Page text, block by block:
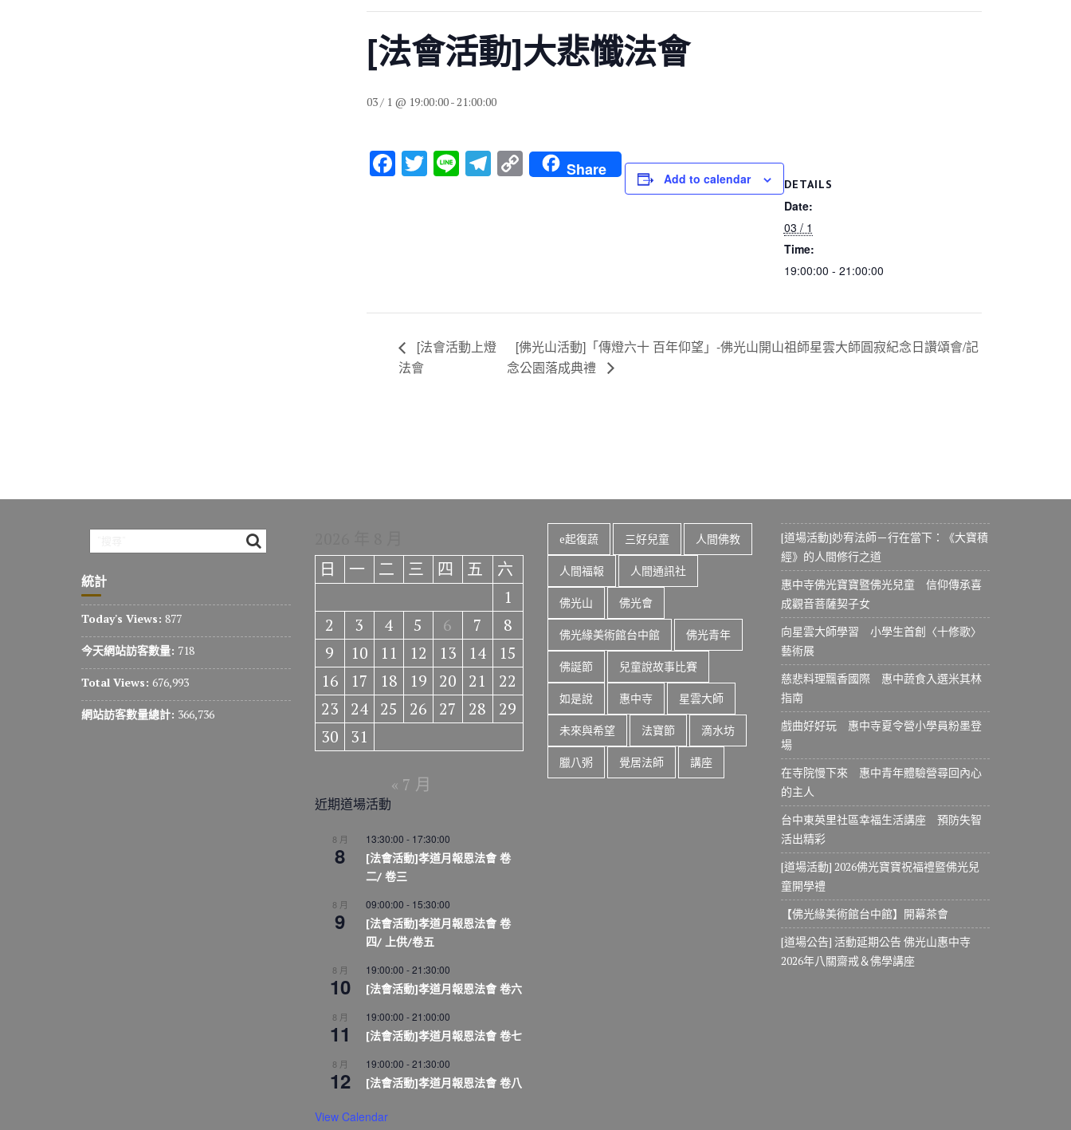
[法會活動]大悲懺法會
03 / 1 @ 19:00:00-21:00:00
F
o
k
T Li T C
o
k
Share Add to calendar DETAILS
Date:
03 / 1
Time:
19:00:00 - 21:00:00
[法會活動上燈
法會
[佛光山活動]「傳燈六十 百年仰望」-佛光山開山祖師星雲大師圓寂紀念日讚頌會/記
念公園落成典禮
統計
Today's Views: 877
今天網站訪客數量: 718
Total Views: 676,993
網站訪客數量總計: 366,736
日
一 二 三 四 五
六
1
2
3 4 5 6 7
8
9
10 11 12 13 14
15
16
17 18 19 20 21
22
23
24 25 26 27 28
29
30
31
« 7 月
近期道場活動
8 月
8
13:30:00 - 17:30:00
[法會活動]孝道月報恩法會 卷
二/ 卷三
8 月
9
09:00:00 - 15:30:00
[法會活動]孝道月報恩法會 卷
四/ 上供/卷五
8 月
10
19:00:00 -21:30:00
[法會活動]孝道月報恩法會 卷六
8 月
11
19:00:00 -21:00:00
[法會活動]孝道月報恩法會 卷七
8 月
12
19:00:00 -21:30:00
[法會活動]孝道月報恩法會 卷八
View Calendar
e起復蔬 三好兒童 人間佛教
人間福報 人間通訊社
佛光山 佛光會
佛光緣美術館台中館 佛光青年
佛誕節 兒童說故事比賽
如是說 惠中寺 星雲大師
未來與希望 法寶節 滴水坊
臘八粥 覺居法師 講座
[道場活動]妙宥法師－行在當下：《大寶積
經》的人間修行之道
惠中寺佛光寶寶暨佛光兒童 信仰傳承喜
成觀音菩薩契子女
向星雲大師學習 小學生首創〈十修歌〉
藝術展
慈悲料理飄香國際 惠中蔬食入選米其林
指南
戲曲好好玩 惠中寺夏令營小學員粉墨登
場
在寺院慢下來 惠中青年體驗營尋回內心
的主人
台中東英里社區幸福生活講座 預防失智
活出精彩
[道場活動] 2026佛光寶寶祝福禮暨佛光兒
童開學禮
【佛光緣美術館台中館】開幕茶會
[道場公告] 活動延期公告 佛光山惠中寺
2026年八關齋戒＆佛學講座